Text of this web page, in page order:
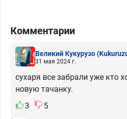
Комментарии
Великий Кукурузо
31 мая 2024 г.
сухаря все забрали уже кто
новую тачанку.
3
5